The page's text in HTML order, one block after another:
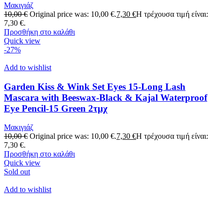
Μακιγιάζ
10,00€ Original price was: 10,00 €.7,30 €Η τρέχουσα τιμή είναι:
7,30 €.
Προσθήκη στο καλάθι
Quick view
-27%
Add to wishlist
Garden Kiss & Wink Set Eyes 15-Long Lash
Mascara with Beeswax-Black & Kajal Waterproof
Eye Pencil-15 Green 2τμχ
Μακιγιάζ
10,00€ Original price was: 10,00 €.7,30 €Η τρέχουσα τιμή είναι:
7,30 €.
Προσθήκη στο καλάθι
Quick view
Sold out
Add to wishlist